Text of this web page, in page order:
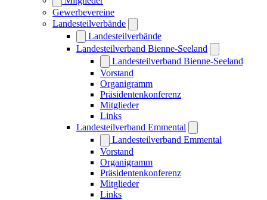
Gewerbevereine
Landesteilverbände
Landesteilverbände
Landesteilverband Bienne-Seeland
Landesteilverband Bienne-Seeland
Vorstand
Organigramm
Präsidentenkonferenz
Mitglieder
Links
Landesteilverband Emmental
Landesteilverband Emmental
Vorstand
Organigramm
Präsidentenkonferenz
Mitglieder
Links